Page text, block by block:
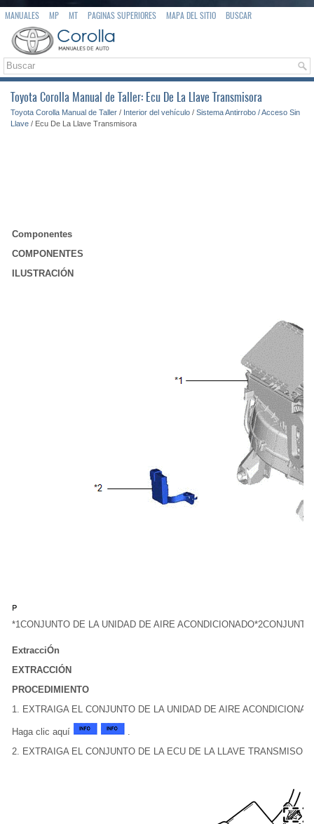
MANUALES MP MT PAGINAS SUPERIORES MAPA DEL SITIO BUSCAR
Toyota Corolla Manual de Taller: Ecu De La Llave Transmisora
Toyota Corolla Manual de Taller / Interior del vehículo / Sistema Antirrobo / Acceso Sin
Llave / Ecu De La Llave Transmisora
Componentes
COMPONENTES
ILUSTRACIÓN
*1CONJUNTO DE LA UNIDAD DE AIRE ACONDICIONADO*2
ExtracciÓn
EXTRACCIÓN
PROCEDIMIENTO
1. EXTRAIGA EL CONJUNTO DE LA UNIDAD DE AIRE
Haga clic aquí
.
2. EXTRAIGA EL CONJUNTO DE LA ECU DE LA LLAVE